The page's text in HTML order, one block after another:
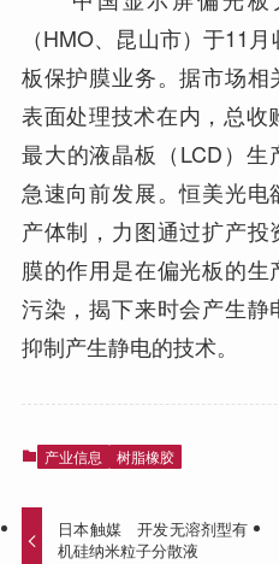
（HMO、昆山市）于11
板保护膜业务。据市场
表面处理技术在内，总收
最大的液晶板（LCD）
急速向前发展。恒美光
产体制，力图通过扩产
膜的作用是在偏光板的
污染，揭下来时会产生
抑制产生静电的技术。
产业信息 树脂橡胶
日本触媒 开发无溶剂型有
机硅纳米粒子分散液